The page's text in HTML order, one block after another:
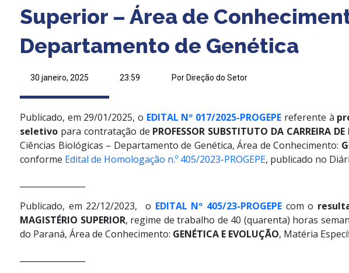
Superior – Área de
Departamento de Genética
30 janeiro, 2025 23:59 Por Direção do Setor
Publicado, em 29/01/2025, o EDITAL Nº 017/2025-PROGEPE referente à
seletivo para contratação de PROFESSOR SUBSTITUTO DA CARREIRA
Ciências Biológicas – Departamento de Genética, Área de Conhecimento:
conforme Edital de Homologação n.º 405/2023-PROGEPE, publicado no
Publicado, em 22/12/2023, o EDITAL Nº 405/23-PROGEPE com o
MAGISTÉRIO SUPERIOR, regime de trabalho de 40 (quarenta) horas
do Paraná, Área de Conhecimento: GENÉTICA E EVOLUÇÃO, Matéria